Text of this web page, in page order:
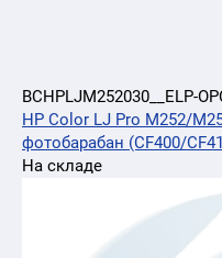
BCHPLJM252030__ELP-
HP Color LJ Pro M252/
фотобарабан (CF400/
На складе